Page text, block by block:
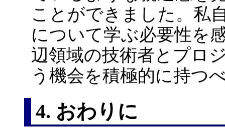
ことができました。私
について学ぶ必要性を
辺領域の技術者とプロ
う機会を積極的に持つ
4. おわりに